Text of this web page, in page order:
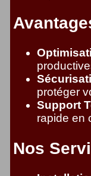
protéger
Support
rapide en
Nos